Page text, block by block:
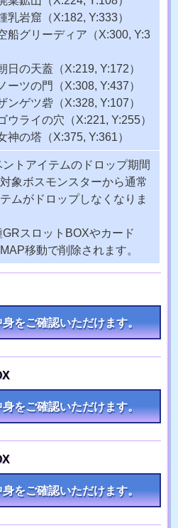
乳岩窟 （X:182, Y:333）
船グリーディア （X:300, Y:3
日の天蓋（X:219, Y:172）
ーツの門 （X:308, Y:437）
ンゲツ砦（X:328, Y:107）
ウライの穴 （X:221, Y:255）
神の塔（X:375, Y:361）
ントアイテムのドロップ期間
象ボスモンスターから通常
ムがドロップしなくなりま
GRスロットBOXやカード
移動で削除されます。
をご確認いただけます。
をご確認いただけます。
をご確認いただけます。